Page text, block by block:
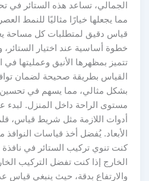
الجمالي، تساعد هذه الستائر في
مما يجعلها خيارًا مثاليًا للنمط
قياس دقيق لمتطلبات كل مساحة يعد
خطوة أساسية عند اختيار الستائر،
تتميز بمظهرها الأنيق وعمليتها في
القياس بطريقة صحيحة لضمان توافق
بشكل مثالي، مما يسهم في تحسين
مستوى الراحة داخل المنزل. لبدء
أدوات اللازمة مثل شريط قياس، قلم
الأبعاد. يُفضل أخذ قياسات النوافذ من
كنت تنوي تركيب الستائر في نافذة
الخارج إذا كنت تفضل التركيب
والارتفاع بدقة، حيث ينبغي قياس